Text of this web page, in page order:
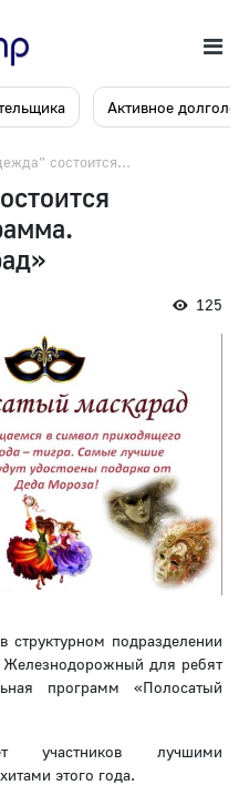
Активное
состоится...
125
подразделении
для ребят
программ «Полосатый
участников лучшими
этого года.